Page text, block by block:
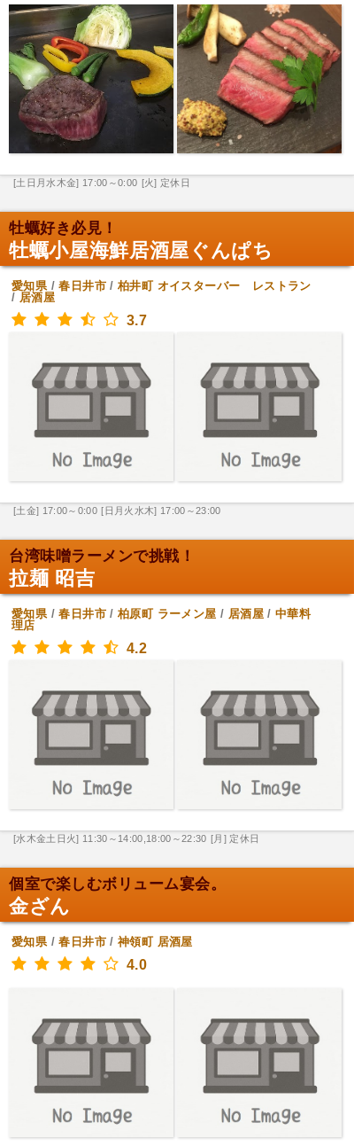
[土日月水木金] 17:00～0:00 [火] 定休日
牡蠣好き必見！
牡蠣小屋海鮮居酒屋ぐんぱち
愛知県/春日井市/柏井町 オイスターバー レストラン
/ 居酒屋
3.7
[土金] 17:00～0:00 [日月火水木] 17:00～23:00
台湾味噌ラーメンで挑戦！
拉麺 昭吉
愛知県/春日井市/柏原町 ラーメン屋 / 居酒屋/中華料
理店
4.2
[水木金土日火] 11:30～14:00,18:00～22:30 [月] 定休日
個室で楽しむボリューム宴会。
金ざん
愛知県/春日井市/神領町 居酒屋
4.0